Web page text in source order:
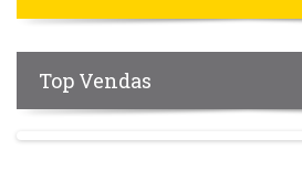
Top Vendas